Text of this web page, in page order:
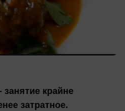
крайне
затратное.